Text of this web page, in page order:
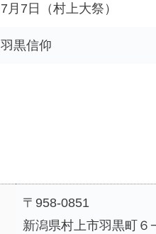
7月7日（村上大祭）
羽黒信仰
〒958-0851
新潟県村上市羽黒町６